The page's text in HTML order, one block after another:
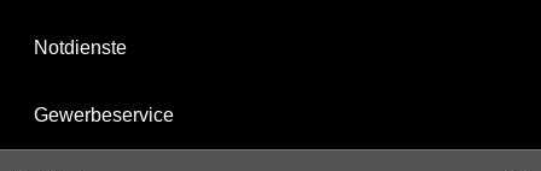
Notdienste
Gewerbeservice